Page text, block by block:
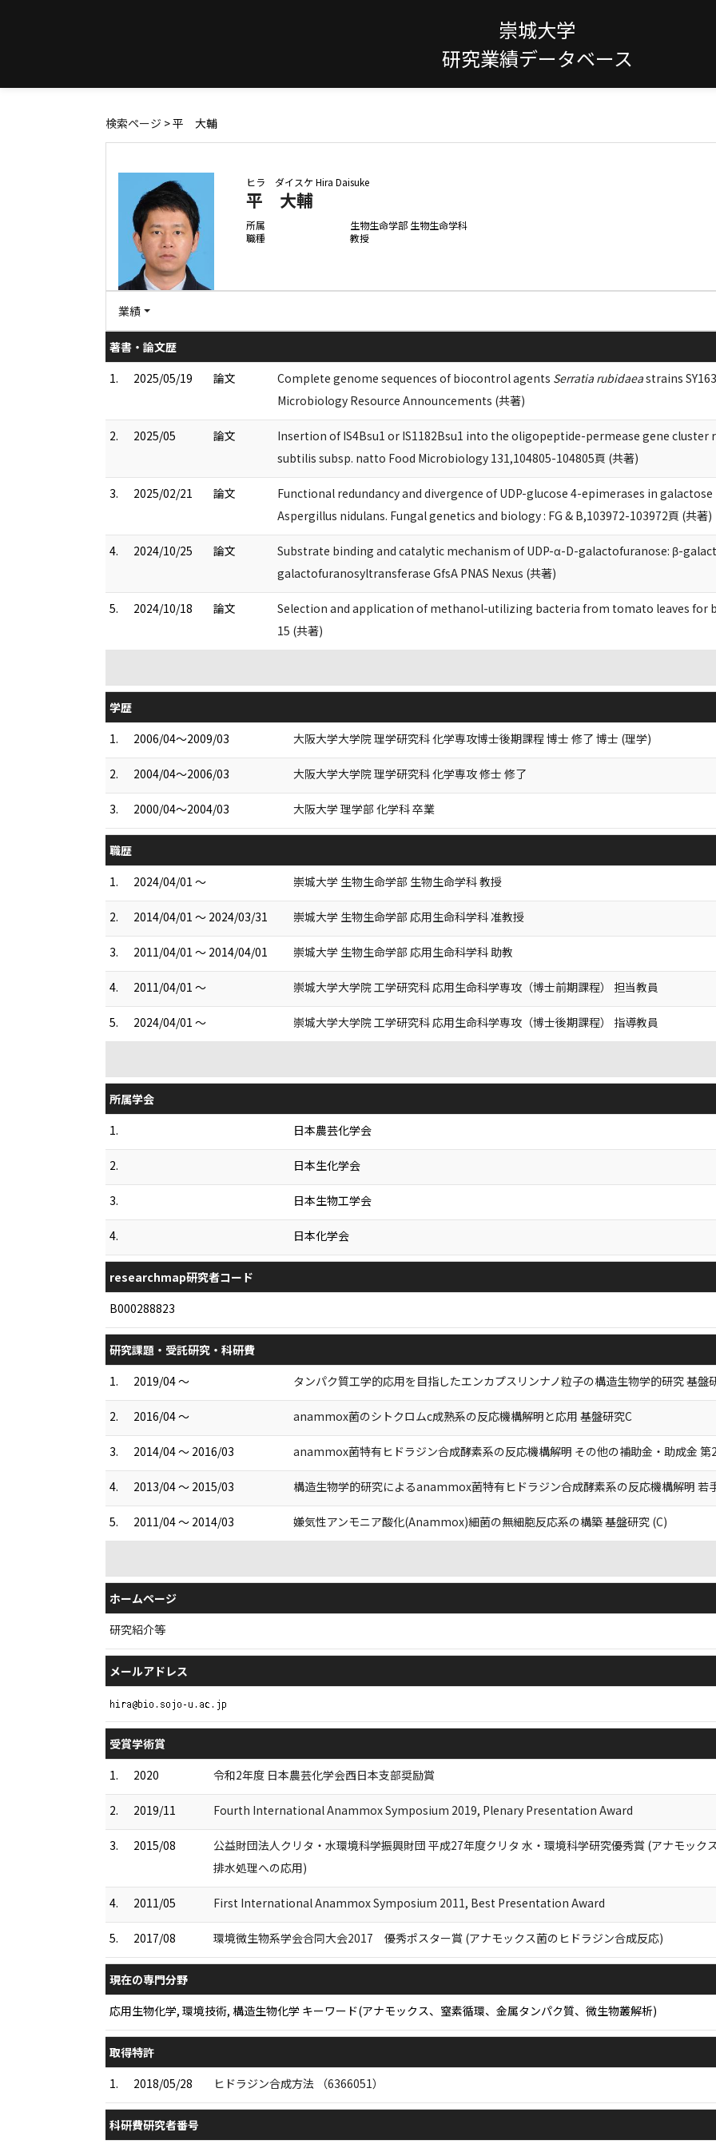
崇城大学
研究業績データベース
検索ページ > 平 大輔
ヒラ ダイスケHira Daisuke
平 大輔
所属
生物生命学部 生物生命学科
職種
教授
業績
著書・論文歴
1.
2025/05/19 論文 Complete genome sequences of biocontrol agents Serratia rubidaeastrains
Microbiology Resource Announcements (共著)
2. 2025/05 論文
Insertion of IS4Bsu1 or IS1182Bsu1 into the oligopeptide-permease gene
subtilis subsp. natto Food Microbiology 131,104805-104805頁 (共著)
3. 2025/02/21 論文
Functional redundancy and divergence of UDP-glucose 4-epimerases in
Aspergillus nidulans. Fungal genetics and biology : FG & B,103972-103972頁 (共著)
4. 2024/10/25 論文
Substrate binding and catalytic mechanism of UDP-α-D-galactofuranose: β-
galactofuranosyltransferase GfsA PNAS Nexus (共著)
5. 2024/10/18 論文
Selection and application of methanol-utilizing bacteria from tomato leaves for
15 (共著)
学歴
1.
2006/04～2009/03 大阪大学大学院 理学研究科 化学専攻博士後期課程 博士 修了 博士 (理学)
2. 2004/04～2006/03 大阪大学大学院 理学研究科 化学専攻 修士 修了
3. 2000/04～2004/03 大阪大学 理学部 化学科 卒業
職歴
1.
2024/04/01 ～ 崇城大学 生物生命学部 生物生命学科 教授
2. 2014/04/01 ～ 2024/03/31 崇城大学 生物生命学部 応用生命科学科 准教授
3. 2011/04/01 ～ 2014/04/01 崇城大学 生物生命学部 応用生命科学科 助教
4. 2011/04/01 ～ 崇城大学大学院 工学研究科 応用生命科学専攻（博士前期課程） 担当教員
5. 2024/04/01 ～ 崇城大学大学院 工学研究科 応用生命科学専攻（博士後期課程） 指導教員
所属学会
1.
日本農芸化学会
2. 日本生化学会
3. 日本生物工学会
4. 日本化学会
researchmap研究者コード
B000288823
研究課題・受託研究・科研費
1.
2019/04 ～ タンパク質工学的応用を目指したエンカプスリンナノ粒子の構造生物学的研究 基盤
2. 2016/04 ～ anammox菌のシトクロムc成熟系の反応機構解明と応用 基盤研究C
3. 2014/04 ～ 2016/03 anammox菌特有ヒドラジン合成酵素系の反応機構解明 その他の補助金・助成金
4. 2013/04 ～ 2015/03 構造生物学的研究によるanammox菌特有ヒドラジン合成酵素系の反応機構解明 若
5. 2011/04 ～ 2014/03 嫌気性アンモニア酸化(Anammox)細菌の無細胞反応系の構築 基盤研究 (C)
ホームページ
研究紹介等
メールアドレス
受賞学術賞
1.
2020 令和2年度 日本農芸化学会西日本支部奨励賞
2. 2019/11 Fourth International Anammox Symposium 2019, Plenary Presentation Award
3. 2015/08
公益財団法人クリタ・水環境科学振興財団 平成27年度クリタ 水・環境科学研究優秀賞 (アナモッ
排水処理への応用)
4. 2011/05 First International Anammox Symposium 2011, Best Presentation Award
5. 2017/08 環境微生物系学会合同大会2017 優秀ポスター賞 (アナモックス菌のヒドラジン合成反応)
現在の専門分野
応用生物化学, 環境技術, 構造生物化学 キーワード(アナモックス、窒素循環、金属タンパク質、微生物叢解析)
取得特許
1.
2018/05/28 ヒドラジン合成方法 （6366051）
科研費研究者番号